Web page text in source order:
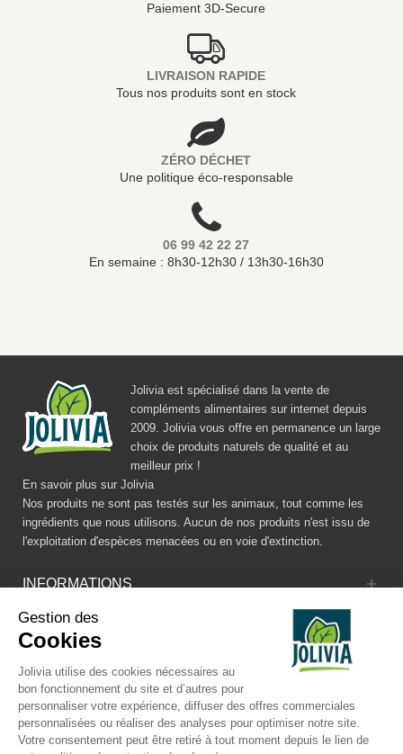
Paiement 3D-Secure
LIVRAISON RAPIDE
Tous nos produits sont en stock
ZÉRO DÉCHET
Une politique éco-responsable
06 99 42 22 27
En semaine : 8h30-12h30 / 13h30-16h30
Jolivia est spécialisé dans la vente de
compléments alimentaires sur internet depuis
2009. Jolivia vous offre en permanence un large
choix de produits naturels de qualité et au
meilleur prix !
En savoir plus sur Jolivia
Nos produits ne sont pas testés sur les animaux, tout comme les
ingrédients que nous utilisons. Aucun de nos produits n'est issu de
l'exploitation d'espèces menacées ou en voie d'extinction.
INFORMATIONS
CATALOGUE
RÉSEAUX SOCIAUX
Gestion des
Cookies
Jolivia utilise des cookies nécessaires au
bon fonctionnement du site et d’autres pour
personnaliser votre expérience, diffuser des offres commerciales
personnalisées ou réaliser des analyses pour optimiser notre site.
Votre consentement peut être retiré à tout moment depuis le lien de